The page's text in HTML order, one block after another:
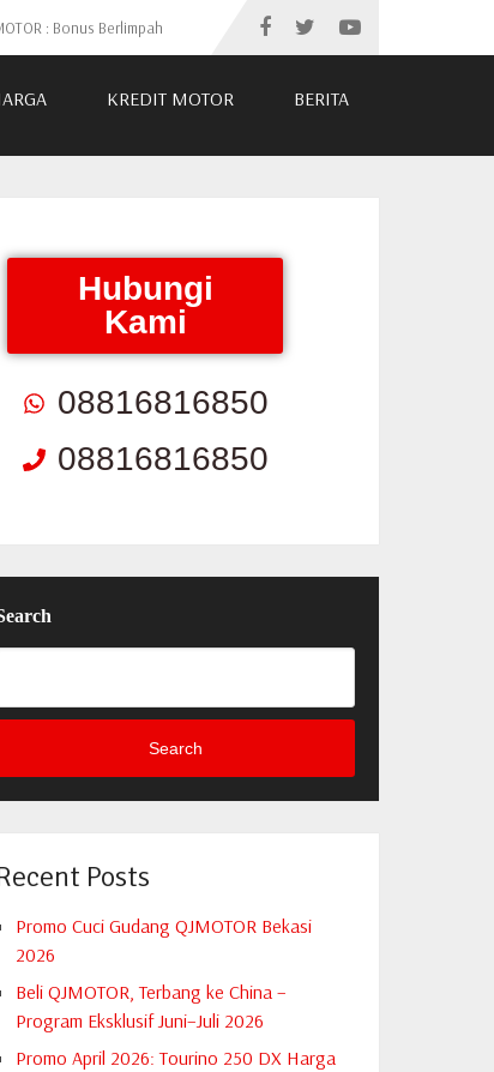
: Bonus Berlimpah
KREDIT MOTOR BERITA
Hubungi
Kami
08816816850
08816816850
Search
Posts
Promo Cuci Gudang QJMOTOR Bekasi
2026
Beli QJMOTOR, Terbang ke China –
Program Eksklusif Juni–Juli 2026
Promo April 2026: Tourino 250 DX Harga